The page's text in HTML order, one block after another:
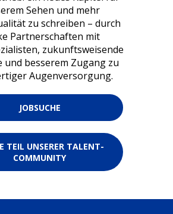
Sehen und mehr
zu schreiben – durch
Partnerschaften mit
zukunftsweisende
und besserem Zugang zu
Augenversorgung.
JOBSUCHE
TEIL UNSERER TALENT-
COMMUNITY